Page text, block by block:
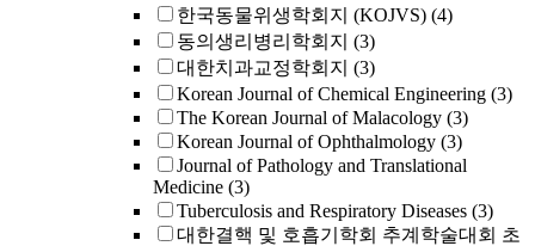
한국동물위생학회지 (KOJVS) (4)
동의생리병리학회지 (3)
대한치과교정학회지 (3)
Korean Journal of Chemical Engineering (3)
The Korean Journal of Malacology (3)
Korean Journal of Ophthalmology (3)
Journal of Pathology and Translational
Medicine (3)
Tuberculosis and Respiratory Diseases (3)
대한결핵 및 호흡기학회 추계학술대회 초